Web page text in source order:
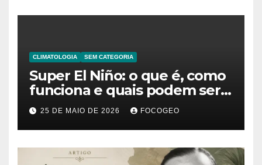
CLIMATOLOGIA SEM CATEGORIA
Super El Niño: o que é, como
funciona e quais podem ser
os impactos desse fenômeno
climático extremo no Brasil e
no mundo
25 DE MAIO DE 2026 FOCOGEO